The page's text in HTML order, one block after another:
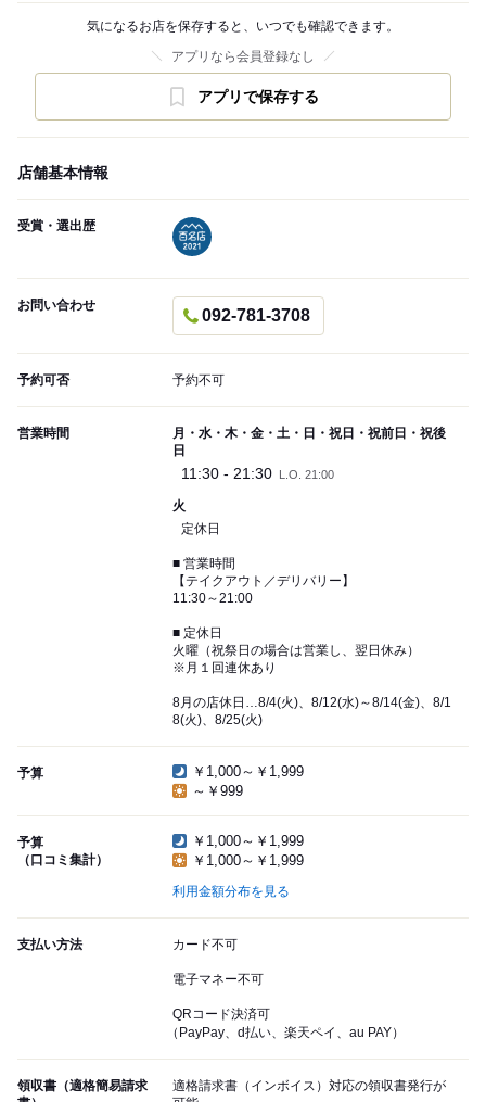
気になるお店を保存すると、いつでも確認できます。
アプリなら会員登録なし
アプリで保存する
店舗基本情報
受賞・選出歴
お問い合わせ
092-781-3708
予約可否 予約不可
営業時間
月・水・木・金・土・日・祝日・祝前日・祝後
日
11:30 - 21:30 L.O. 21:00
火
定休日
■ 営業時間
【テイクアウト／デリバリー】
11:30～21:00
■ 定休日
火曜（祝祭日の場合は営業し、翌日休み）
※月１回連休あり
8月の店休日…8/4(火)、8/12(水)～8/14(金)、8/1
8(火)、8/25(火)
予算
￥1,000～￥1,999
～￥999
予算
（口コミ集計）
￥1,000～￥1,999
￥1,000～￥1,999
利用金額分布を見る
支払い方法 カード不可
電子マネー不可
QRコード決済可
（PayPay、d払い、楽天ペイ、au PAY）
領収書（適格簡易請求
適格請求書（インボイス）対応の領収書発行が